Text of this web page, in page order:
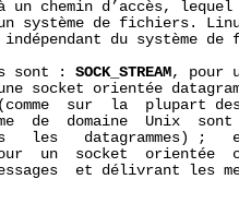
un chemin d’accès,
système de fichiers.
du système de
sont :
SOCK_STREAM, pour
socket orientée
sur  la  plupart
de  domaine  Unix
les   datagrammes) ;
un  socket  orientée
et délivrant les